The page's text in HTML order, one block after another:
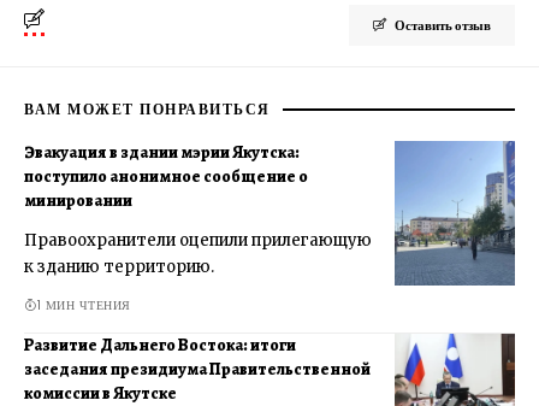
Оставить отзыв
ВАМ МОЖЕТ ПОНРАВИТЬСЯ
Эвакуация в здании мэрии Якутска:
поступило анонимное сообщение о
минировании
Правоохранители оцепили прилегающую
к зданию территорию.
1 МИН ЧТЕНИЯ
Развитие Дальнего Востока: итоги
заседания президиума Правительственной
комиссии в Якутске